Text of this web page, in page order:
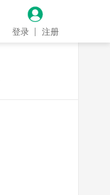

登录 注册